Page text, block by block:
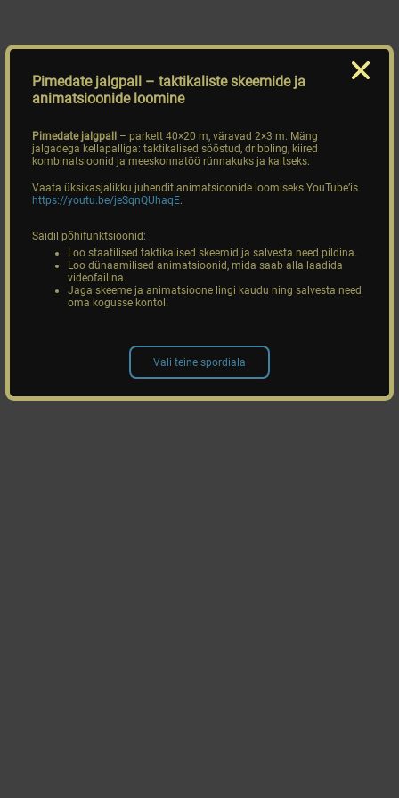
Pimedate jalgpall – taktikaliste skeemide ja
animatsioonide loomine
Pimedate jalgpall
– parkett 40×20 m, väravad 2×3 m. Mäng
jalgadega kellapalliga: taktikalised sööstud, dribbling, kiired
kombinatsioonid ja meeskonnatöö rünnakuks ja kaitseks.
Vaata üksikasjalikku juhendit animatsioonide loomiseks YouTube’is
https://youtu.be/jeSqnQUhaqE.
Saidil põhifunktsioonid:
Loo staatilised taktikalised skeemid ja salvesta need pildina.
Loo dünaamilised animatsioonid, mida saab alla laadida
videofailina.
Jaga skeeme ja animatsioone lingi kaudu ning salvesta need
oma kogusse kontol.
Vali teine spordiala